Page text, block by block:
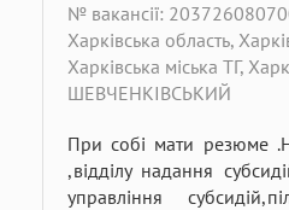
№ вакансії:
Харківська область,
Харківська міська ТГ,
ШЕВЧЕНКІВСЬКИЙ
При собі мати резюме
,відділу надання
управління